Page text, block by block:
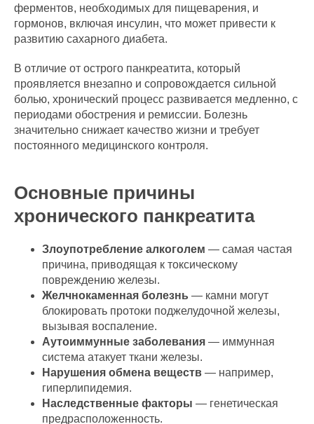
ферментов, необходимых для пищеварения, и
гормонов, включая инсулин, что может привести к
развитию сахарного диабета.
В отличие от острого панкреатита, который
проявляется внезапно и сопровождается сильной
болью, хронический процесс развивается медленно, с
периодами обострения и ремиссии. Болезнь
значительно снижает качество жизни и требует
постоянного медицинского контроля.
Основные причины
хронического панкреатита
Злоупотребление алкоголем — самая частая
причина, приводящая к токсическому
повреждению железы.
Желчнокаменная болезнь — камни могут
блокировать протоки поджелудочной железы,
вызывая воспаление.
Аутоиммунные заболевания — иммунная
система атакует ткани железы.
Нарушения обмена веществ — например,
гиперлипидемия.
Наследственные факторы — генетическая
предрасположенность.